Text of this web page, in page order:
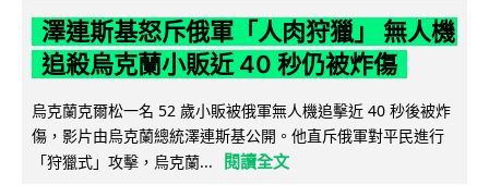
澤連斯基怒斥俄軍「人肉狩獵」 無人機
追殺烏克蘭小販近 40 秒仍被炸傷
烏克蘭克爾松一名 52 歲小販被俄軍無人機追擊近 40 秒後被炸
傷，影片由烏克蘭總統澤連斯基公開。他直斥俄軍對平民進行
「狩獵式」攻擊，烏克蘭...
閱讀全文